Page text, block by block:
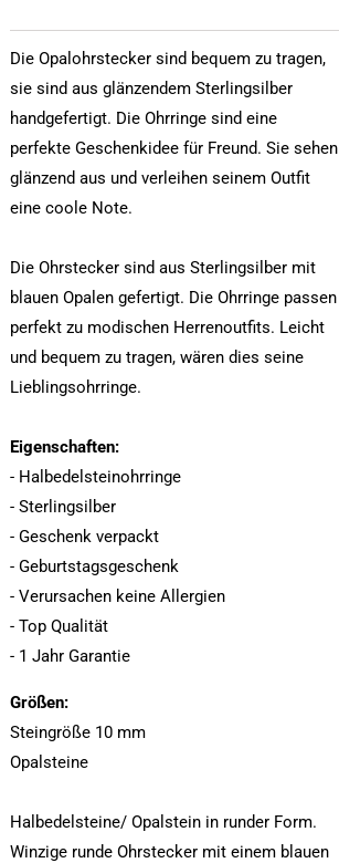
Die Opalohrstecker sind bequem zu tragen,
sie sind aus glänzendem Sterlingsilber
handgefertigt. Die Ohrringe sind eine
perfekte Geschenkidee für Freund. Sie sehen
glänzend aus und verleihen seinem Outfit
eine coole Note.
Die Ohrstecker sind aus Sterlingsilber mit
blauen Opalen gefertigt. Die Ohrringe passen
perfekt zu modischen Herrenoutfits. Leicht
und bequem zu tragen, wären dies seine
Lieblingsohrringe.
Eigenschaften:
- Halbedelsteinohrringe
- Sterlingsilber
- Geschenk verpackt
- Geburtstagsgeschenk
- Verursachen keine Allergien
- Top Qualität
- 1 Jahr Garantie
Größen:
Steingröße 10 mm
Opalsteine
Halbedelsteine/ Opalstein in runder Form.
Winzige runde Ohrstecker mit einem blauen